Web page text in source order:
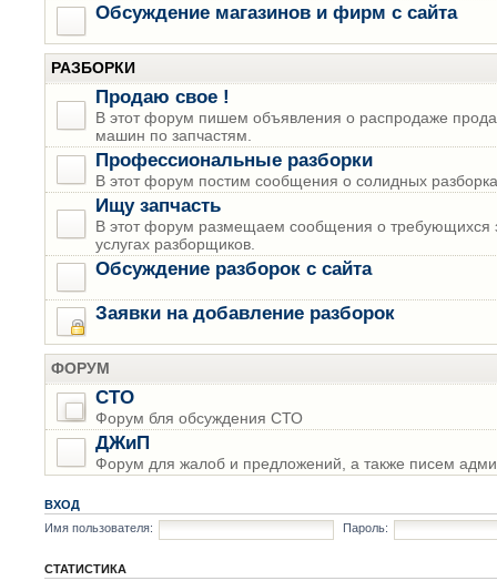
Обсуждение магазинов и фирм с сайта
РАЗБОРКИ
Продаю свое !
В этот форум пишем объявления о распродаже
машин по запчастям.
Профессиональные разборки
В этот форум постим сообщения о солидных
Ищу запчасть
В этот форум размещаем сообщения о требующихся
услугах разборщиков.
Обсуждение разборок с сайта
Заявки на добавление разборок
ФОРУМ
СТО
Форум бля обсуждения СТО
ДЖиП
Форум для жалоб и предложений, а также писем
ВХОД
Имя пользователя:
Пароль:
СТАТИСТИКА